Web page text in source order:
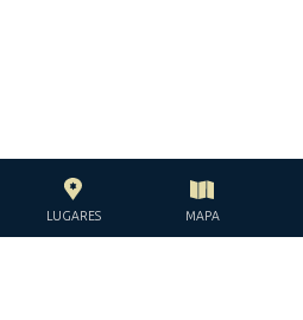
LUGARES MAPA